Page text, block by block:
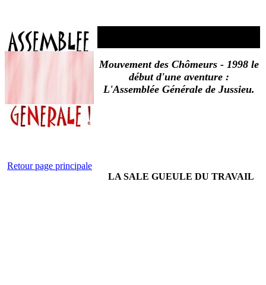
Mouvement des Chômeurs - 1998 le
début d'une aventure :
L'Assemblée Générale de Jussieu.
Retour page principale
LA SALE GUEULE DU TRAVAIL